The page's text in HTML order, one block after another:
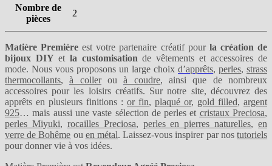
Nombre de
pièces
2
Matière Première est votre partenaire créatif pourla création de
bijoux DIY etla customisation de vêtements et accessoires de
mode. Nous vous proposons un large choix d’apprêts, perles, strass
thermocollants,à collerouà coudre, ainsi que de nombreux
accessoires pour les loisirs créatifs. Sur notre site, découvrez des
apprêts en plusieurs finitions : or fin, plaqué or, gold filled, argent
925… mais aussi une vaste sélection de perles et cristaux Preciosa,
perles Miyuki, rocailles Preciosa, perles en pierres naturelles, en
verre de Bohême ou en métal. Laissez-vous inspirer par nostutoriels
pour donner vie à vos idées.